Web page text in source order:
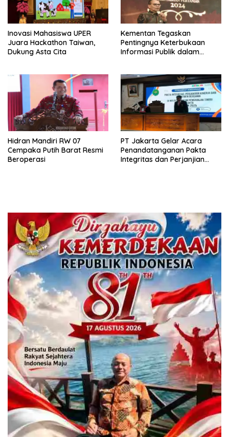
Inovasi Mahasiswa UPER
Juara Hackathon Taiwan,
Dukung Asta Cita
Kementan Tegaskan
Pentingnya Keterbukaan
Informasi Publik dalam
Hidran Mandiri RW 07
Cempaka Putih Barat Resmi
Beroperasi
PT Jakarta Gelar Acara
Penandatanganan Pakta
Integritas dan Perjanjian